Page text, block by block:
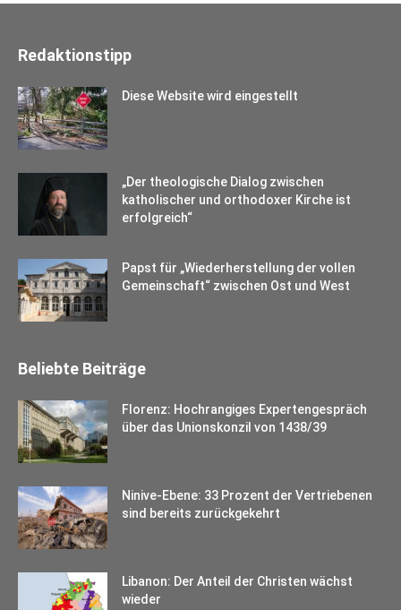
Redaktionstipp
Diese Website wird eingestellt
„Der theologische Dialog zwischen
katholischer und orthodoxer Kirche ist
erfolgreich“
Papst für „Wiederherstellung der vollen
Gemeinschaft“ zwischen Ost und West
Beliebte Beiträge
Florenz: Hochrangiges Expertengespräch
über das Unionskonzil von 1438/39
Ninive-Ebene: 33 Prozent der Vertriebenen
sind bereits zurückgekehrt
Libanon: Der Anteil der Christen wächst
wieder